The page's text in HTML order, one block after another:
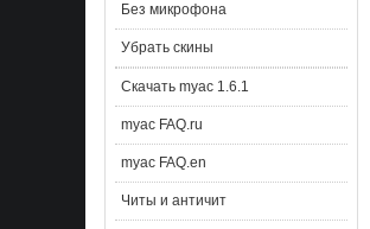
Без микрофона
Убрать скины
Скачать myac 1.6.1
myac FAQ.ru
myac FAQ.en
Читы и античит